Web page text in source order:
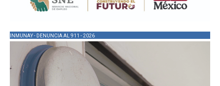
INMUNAY - DENUNCIA AL 911 - 2026